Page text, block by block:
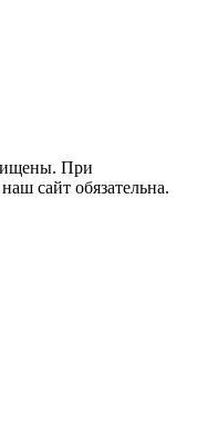
При
сайт обязательна.